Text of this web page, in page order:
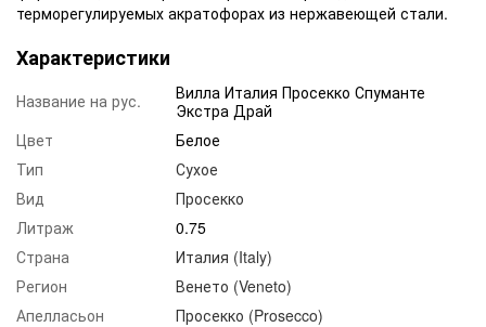
терморегулируемых акратофорах из нержавеющей стали.
Характеристики
Название на рус.
Вилла Италия Просекко Спуманте
Экстра Драй
Цвет
Белое
Тип
Сухое
Вид
Просекко
Литраж
0.75
Страна
Италия (Italy)
Регион
Венето (Veneto)
Апелласьон
Просекко (Prosecco)